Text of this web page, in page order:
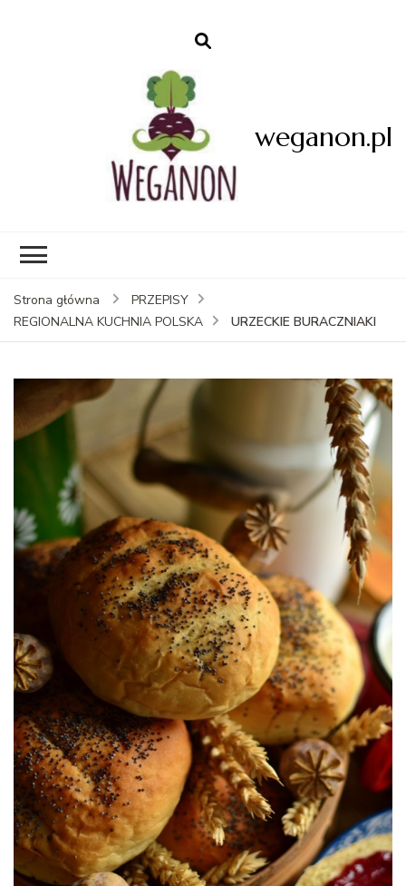
weganon.pl
Strona główna
PRZEPISY
REGIONALNA KUCHNIA POLSKA
URZECKIE BURACZNIAKI